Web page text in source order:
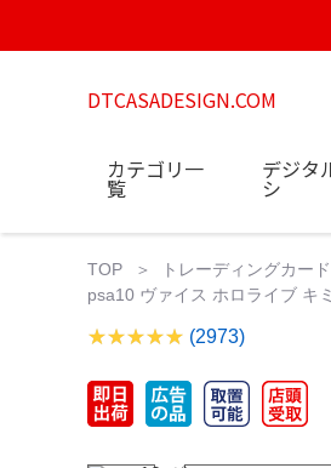
DTCASADESIGN.COM
カテゴリ一
覧
デジタ
シ
TOP トレーディングカード
psa10 ヴァイス ホロライブ キ
(2973)